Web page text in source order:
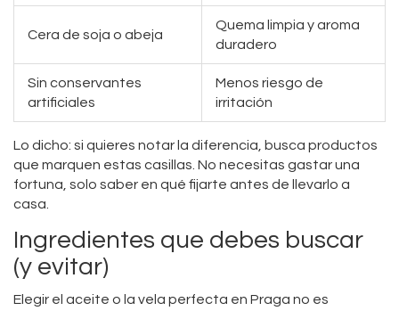
Cera de soja o abeja
Quema limpia y aroma
duradero
Sin conservantes
artificiales
Menos riesgo de
irritación
Lo dicho: si quieres notar la diferencia, busca productos
que marquen estas casillas. No necesitas gastar una
fortuna, solo saber en qué fijarte antes de llevarlo a
casa.
Ingredientes que debes buscar
(y evitar)
Elegir el aceite o la vela perfecta en Praga no es